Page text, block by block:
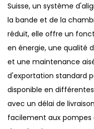
Suisse, un système
la bande et de la
réduit, elle offre un
en énergie, une qualité
et une maintenance
d'exportation standard
disponible en
avec un délai de
facilement aux pompes